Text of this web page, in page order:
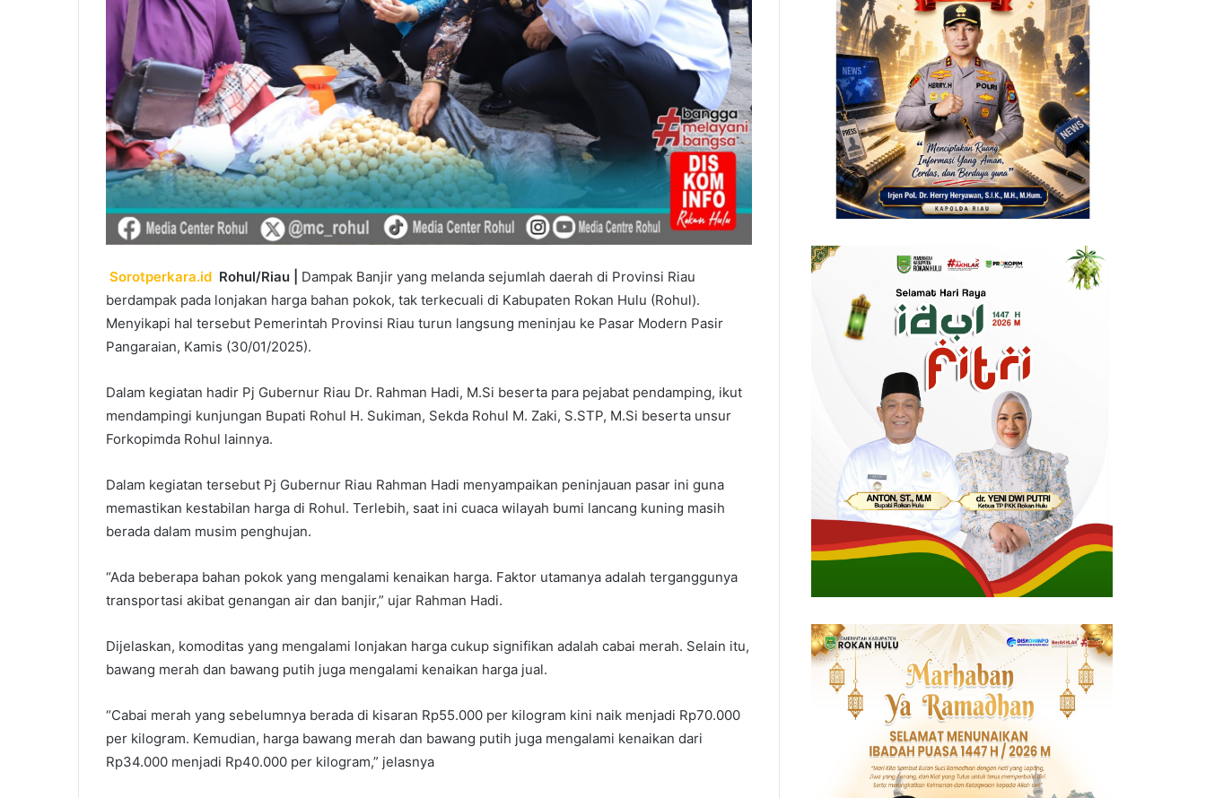
Sorotperkara.id Rohul/Riau |
Dampak Banjir yang melanda sejumlah daerah di Provinsi Riau
berdampak pada lonjakan harga bahan pokok, tak terkecuali di Kabupaten Rokan Hulu (Rohul).
Menyikapi hal tersebut Pemerintah Provinsi Riau turun langsung meninjau ke Pasar Modern Pasir
Pangaraian, Kamis (30/01/2025).
Dalam kegiatan hadir Pj Gubernur Riau Dr. Rahman Hadi, M.Si beserta para pejabat pendamping, ikut
mendampingi kunjungan Bupati Rohul H. Sukiman, Sekda Rohul M. Zaki, S.STP, M.Si beserta unsur
Forkopimda Rohul lainnya.
Dalam kegiatan tersebut Pj Gubernur Riau Rahman Hadi menyampaikan peninjauan pasar ini guna
memastikan kestabilan harga di Rohul. Terlebih, saat ini cuaca wilayah bumi lancang kuning masih
berada dalam musim penghujan.
“Ada beberapa bahan pokok yang mengalami kenaikan harga. Faktor utamanya adalah terganggunya
transportasi akibat genangan air dan banjir,” ujar Rahman Hadi.
Dijelaskan, komoditas yang mengalami lonjakan harga cukup signifikan adalah cabai merah. Selain itu,
bawang merah dan bawang putih juga mengalami kenaikan harga jual.
“Cabai merah yang sebelumnya berada di kisaran Rp55.000 per kilogram kini naik menjadi Rp70.000
per kilogram. Kemudian, harga bawang merah dan bawang putih juga mengalami kenaikan dari
Rp34.000 menjadi Rp40.000 per kilogram,” jelasnya